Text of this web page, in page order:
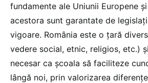
fundamente ale Uniunii Europene
acestora sunt garantate de
vigoare. România este o țară
vedere social, etnic, religios, etc.)
necesar ca școala să faciliteze
lângă noi, prin valorizarea